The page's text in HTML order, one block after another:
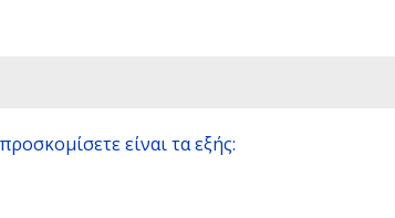
είναι τα εξής: